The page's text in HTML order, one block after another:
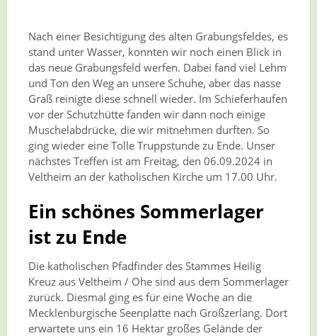
Nach einer Besichtigung des alten Grabungsfeldes, es
stand unter Wasser, konnten wir noch einen Blick in
das neue Grabungsfeld werfen. Dabei fand viel Lehm
und Ton den Weg an unsere Schuhe, aber das nasse
Graß reinigte diese schnell wieder. Im Schieferhaufen
vor der Schutzhütte fanden wir dann noch einige
Muschelabdrücke, die wir mitnehmen durften. So
ging wieder eine Tolle Truppstunde zu Ende. Unser
nächstes Treffen ist am Freitag, den 06.09.2024 in
Veltheim an der katholischen Kirche um 17.00 Uhr.
Ein schönes Sommerlager
ist zu Ende
Die katholischen Pfadfinder des Stammes Heilig
Kreuz aus Veltheim / Ohe sind aus dem Sommerlager
zurück. Diesmal ging es für eine Woche an die
Mecklenburgische Seenplatte nach Großzerlang. Dort
erwartete uns ein 16 Hektar großes Gelände der